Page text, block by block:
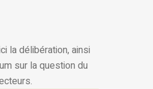
la délibération, ainsi
sur la question du